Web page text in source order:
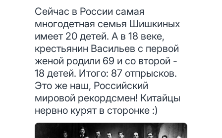
Сейчас в России самая
многодетная семья Шишкиных
имеет 20 детей. А в 18 веке,
крестьянин Васильев с первой
женой родили 69 и со второй -
18 детей. Итого: 87 отпрысков.
Это же наш, Российский
мировой рекордсмен! Китайцы
нервно курят в сторонке :)